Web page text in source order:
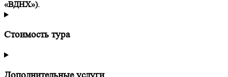
«ВДНХ»).
Стоимость тура